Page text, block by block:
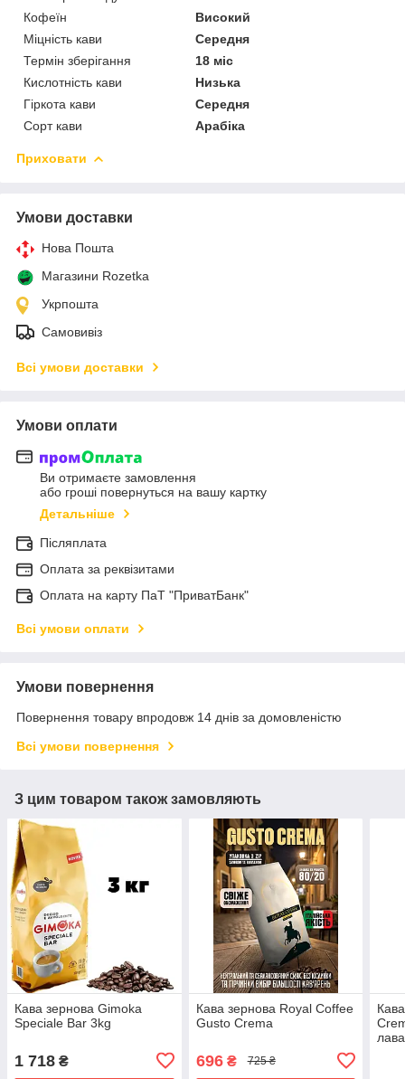
Кофеїн
Високий
Міцність кави
Середня
Термін зберігання
18 міс
Кислотність кави
Низька
Гіркота кави
Середня
Сорт кави
Арабіка
Приховати
Умови доставки
Нова Пошта
Магазини Rozetka
Укрпошта
Самовивіз
Всі умови доставки
Умови оплати
Ви отримаєте замовлення
або гроші повернуться на вашу картку
Детальніше
Післяплата
Оплата за реквізитами
Оплата на карту ПаТ "ПриватБанк"
Всі умови оплати
Умови повернення
Повернення товару впродовж 14 днів за домовленістю
Всі умови повернення
З цим товаром також замовляють
Кава зернова Gimoka
Speciale Bar 3kg
1 718 ₴
Кава зернова Royal Coffee
Gusto Crema
696₴ 725 ₴